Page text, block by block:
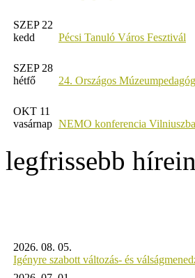
SZEP 22
kedd
Pécsi Tanuló Város Fesztivál
SZEP 28
hétfő
24. Országos
OKT 11
vasárnap NEMO konferencia
legfrissebb
2026. 08. 05.
Igényre szabott változás- és